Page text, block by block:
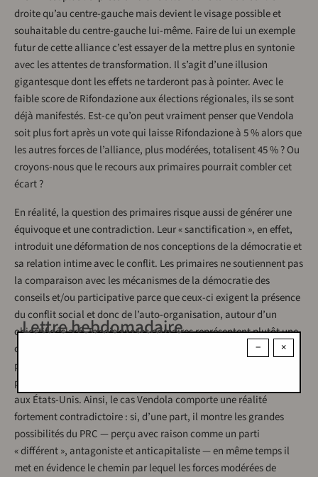
droite qu’au centre-gauche mais devient le visage possible et
souhaitable du centre-gauche lui-même. Faire de lui un exemple
futur de cette alliance c’est essayer de la mettre plus en syntonie
avec les attentes de transformation. Il s’agit d’une illusion
gigantesque dont les effets ne tarderont pas à pointer. Avec le
faible score de Rifondazione aux élections régionales, ils se sont
déjà manifestés. Est-ce qu’on peut vraiment penser que Vendola
soit plus fort après un vote qui laisse Rifondazione à 5 % alors que
les autres forces de l’alliance, plus modérées, totalisent 45 % ? Ou
croyons-nous que le recours aux primaires pourrait combler cet
écart ?
En réalité, la question des primaires risque aussi de générer une
équivoque et une contradiction. Leur « sanctification », en effet,
introduit une déformation de nos conceptions de la démocratie et
sa relation intime avec le conflit. Les primaires ne soutiennent pas
la comparaison avec les mécanismes de la démocratie des
conseils et/ou participative parce que ceux-ci exigent la présence
du conflit social et donc de l’auto-organisation, autour d’un
objectif déclaré. Tandis que les primaires représentent plutôt une
confirmation « ex post » de décisions déjà prises, une validation
populaire (qui risque d’alimenter le populisme) qui ne contribue
pas à développer la participation, tout comme elle ne l’a pas aidé
aux États-Unis. Ainsi, le cas Vendola comporte une réalité
fortement contradictoire : si, d’une part, il montre les grandes
possibilités du PRC — perçu avec raison comme un parti
« différent », antagoniste et anticapitaliste — en même temps il
met en évidence le chemin par lequel les forces modérées de
×
−
Lettre hebdomadaire